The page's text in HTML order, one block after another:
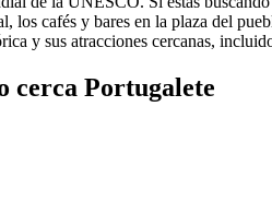
los cafés y bares en la plaza del
y sus atracciones cercanas,
cerca Portugalete